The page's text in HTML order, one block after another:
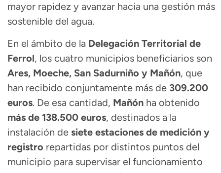
mayor rapidez y avanzar hacia una gestión más
sostenible del agua.
En el ámbito de la Delegación Territorial de
Ferrol, los cuatro municipios beneficiarios son
Ares, Moeche, San Sadurniño y Mañón, que
han recibido conjuntamente más de 309.200
euros. De esa cantidad, Mañón ha obtenido
más de 138.500 euros, destinados a la
instalación de siete estaciones de medición y
registro repartidas por distintos puntos del
municipio para supervisar el funcionamiento